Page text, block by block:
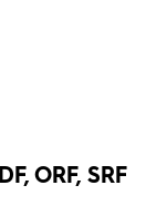
ORF, SRF